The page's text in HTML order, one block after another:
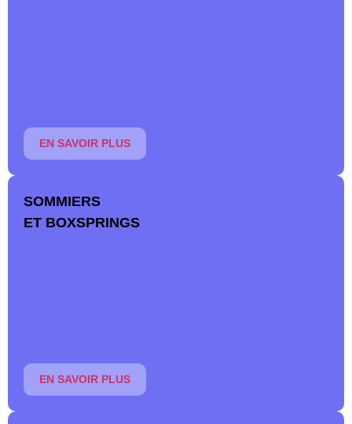
EN SAVOIR PLUS
SOMMIERS
ET BOXSPRINGS
EN SAVOIR PLUS